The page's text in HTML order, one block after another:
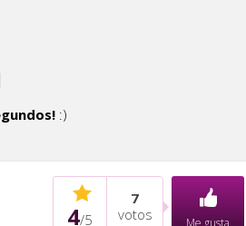
:)
4/5
7
votos
Me gusta